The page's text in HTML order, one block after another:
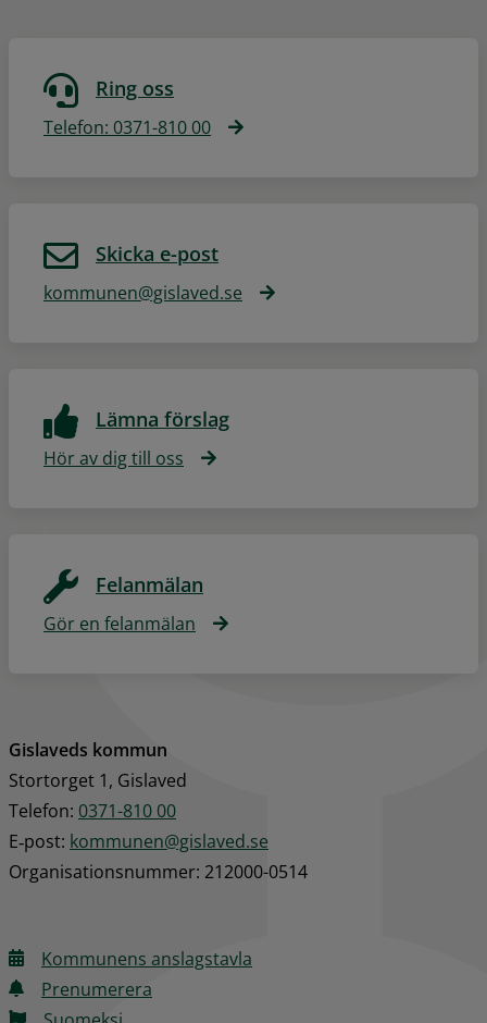
Ring oss
Telefon: 0371-810 00
Skicka e-post
kommunen@gislaved.se
Lämna förslag
Hör av dig till oss
Felanmälan
Gör en felanmälan
Gislaveds kommun
Stortorget 1, Gislaved
Telefon: 0371-810 00
E‑post: kommunen@gislaved.se
Organisationsnummer: 212000-0514
Kommunens anslagstavla
Prenumerera